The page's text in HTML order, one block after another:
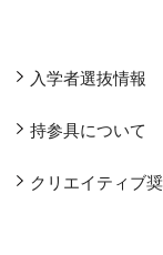
入学者選抜情報
持参具について
クリエイティブ